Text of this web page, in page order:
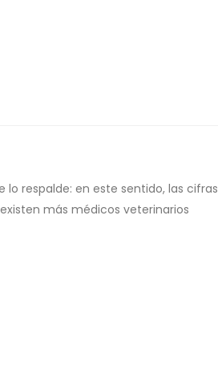
respalde: en este sentido, las cifras
más médicos veterinarios